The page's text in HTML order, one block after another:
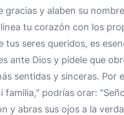
gracias y alaben su
tu corazón con los
tus seres queridos, es
ante Dios y pídele que
sentidas y sinceras. Por
familia," podrías orar:
y abras sus ojos a la